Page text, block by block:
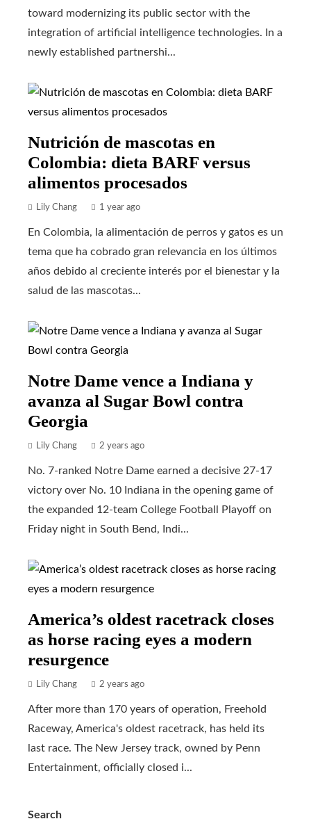
toward modernizing its public sector with the
integration of artificial intelligence technologies. In a
newly established partnershi...
Nutrición de mascotas en
Colombia: dieta BARF versus
alimentos procesados
Lily Chang 1 year ago
En Colombia, la alimentación de perros y gatos es un
tema que ha cobrado gran relevancia en los últimos
años debido al creciente interés por el bienestar y la
salud de las mascotas...
Notre Dame vence a Indiana y
avanza al Sugar Bowl contra
Georgia
Lily Chang 2 years ago
No. 7-ranked Notre Dame earned a decisive 27-17
victory over No. 10 Indiana in the opening game of
the expanded 12-team College Football Playoff on
Friday night in South Bend, Indi...
America’s oldest racetrack closes
as horse racing eyes a modern
resurgence
Lily Chang 2 years ago
After more than 170 years of operation, Freehold
Raceway, America's oldest racetrack, has held its
last race. The New Jersey track, owned by Penn
Entertainment, officially closed i...
Search